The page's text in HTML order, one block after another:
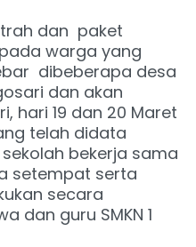
dan paket
warga yang
dibeberapa desa
dan akan
hari 19 dan 20 Maret
telah didata
bekerja sama
setempat serta
secara
dan guru SMKN 1